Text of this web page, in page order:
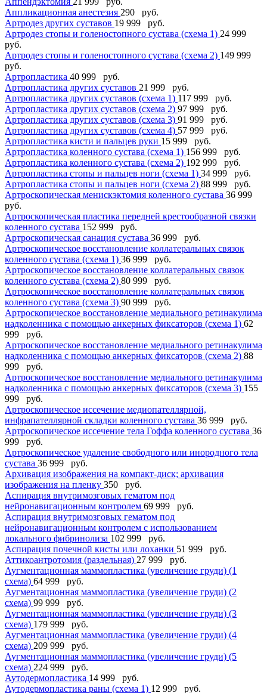
Аппликационная анестезия 290 руб.
Артродез других суставов 19 999 руб.
Артродез стопы и голеностопного сустава (схема 1) 24 999
руб.
Артродез стопы и голеностопного сустава (схема 2) 149 999
руб.
Артропластика 40 999 руб.
Артропластика других суставов 21 999 руб.
Артропластика других суставов (схема 1) 117 999 руб.
Артропластика других суставов (схема 2) 97 999 руб.
Артропластика других суставов (схема 3) 91 999 руб.
Артропластика других суставов (схема 4) 57 999 руб.
Артропластика кисти и пальцев руки 15 999 руб.
Артропластика коленного сустава (схема 1) 156 999 руб.
Артропластика коленного сустава (схема 2) 192 999 руб.
Артропластика стопы и пальцев ноги (схема 1) 34 999 руб.
Артропластика стопы и пальцев ноги (схема 2) 88 999 руб.
Артроскопическая менискэктомия коленного сустава 36 999
руб.
Артроскопическая пластика передней крестообразной связки
коленного сустава 152 999 руб.
Артроскопическая санация сустава 36 999 руб.
Артроскопическое восстановление коллатеральных связок
коленного сустава (схема 1) 36 999 руб.
Артроскопическое восстановление коллатеральных связок
коленного сустава (схема 2) 80 999 руб.
Артроскопическое восстановление коллатеральных связок
коленного сустава (схема 3) 90 999 руб.
Артроскопическое восстановление медиального ретинакулима
надколенника с помощью анкерных фиксаторов (схема 1) 62
999 руб.
Артроскопическое восстановление медиального ретинакулима
надколенника с помощью анкерных фиксаторов (схема 2) 88
999 руб.
Артроскопическое восстановление медиального ретинакулима
надколенника с помощью анкерных фиксаторов (схема 3) 155
999 руб.
Артроскопическое иссечение медиопателлярной,
инфрапателлярной складки коленного сустава 36 999 руб.
Артроскопическое иссечение тела Гоффа коленного сустава 36
999 руб.
Артроскопическое удаление свободного или инородного тела
сустава 36 999 руб.
Архивация изображения на компакт-диск; архивация
изображения на пленку 350 руб.
Аспирация внутримозговых гематом под
нейронавигационным контролем 69 999 руб.
Аспирация внутримозговых гематом под
нейронавигационным контролем с использованием
локального фибринолиза 102 999 руб.
Аспирация почечной кисты или лоханки 51 999 руб.
Аттикоантротомия (раздельная) 27 999 руб.
Аугментационная маммопластика (увеличение груди) (1
схема) 64 999 руб.
Аугментационная маммопластика (увеличение груди) (2
схема) 99 999 руб.
Аугментационная маммопластика (увеличение груди) (3
схема) 179 999 руб.
Аугментационная маммопластика (увеличение груди) (4
схема) 209 999 руб.
Аугментационная маммопластика (увеличение груди) (5
схема) 224 999 руб.
Аутодермопластика 14 999 руб.
Аутодермопластика раны (схема 1) 12 999 руб.